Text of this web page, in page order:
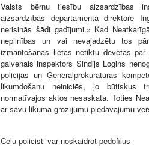
Valsts bērnu tiesību aizsardzības
aizsardzības departamenta direktore
nerisinās šādi gadījumi.» Kad
nepilnības un vai nevajadzētu tos
izmantošanas lietas netiktu dēvētas
galvenais inspektors Sindijs Logins
policijas un Ģenerālprokuratūras
likumdošanu neiniciēs, jo būtiskus
normatīvajos aktos nesaskata. Toties
ar savu likuma grozījumu piedāvājumu
Ceļu policisti var noskaidrot pedofilus